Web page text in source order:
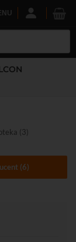
(3)
(6)